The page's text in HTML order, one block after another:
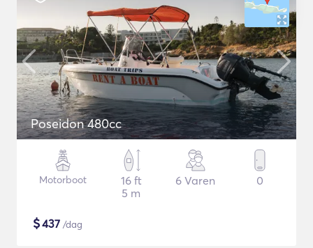
Poseidon 480cc
Motorboot
16 ft
5 m
6 Varen 0
$437 /dag